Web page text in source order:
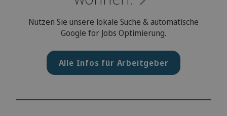
Nutzen Sie unsere lokale Suche & automatische
Google for Jobs Optimierung.
Alle Infos für Arbeitgeber